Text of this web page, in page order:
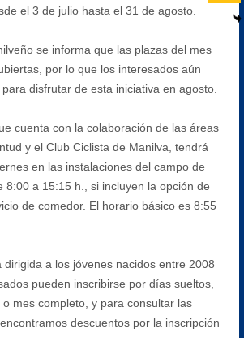
el 3 de julio hasta el 31 de agosto.
se informa que las plazas del mes
por lo que los interesados aún
disfrutar de esta iniciativa en agosto.
cuenta con la colaboración de las áreas
y el Club Ciclista de Manilva, tendrá
en las instalaciones del campo de
8:00 a 15:15 h., si incluyen la opción de
de comedor. El horario básico es 8:55
dirigida a los jóvenes nacidos entre 2008
pueden inscribirse por días sueltos,
mes completo, y para consultar las
descuentos por la inscripción